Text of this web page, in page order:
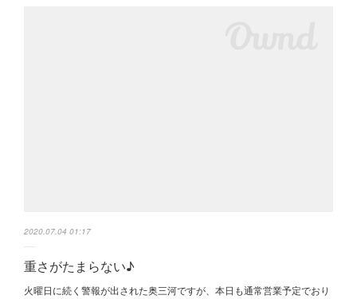
2020.07.04 01:17
重さがたまらない♪
火曜日に続く警報が出された奥三河ですが、本日も通常営業予定でおり